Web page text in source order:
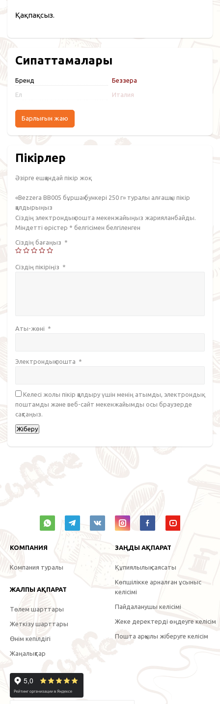
Қақпақсыз.
Сипаттамалары
Бренд Беззера
Ел Италия
Барлығын жаю
Пікірлер
Әзірге ешқандай пікір жоқ.
«Bezzera BB005 бұршақ бункері 250 г» туралы алғашқы пікір
қалдырыңыз
Сіздің электрондық пошта мекенжайыңыз жарияланбайды.
Міндетті өрістер * белгісімен белгіленген
Сіздің бағаңыз *
Сіздің пікіріңіз *
Аты-жөні *
Электрондық пошта *
Келесі жолы пікір қалдыру үшін менің атымды, электрондық
поштамды және веб-сайт мекенжайымды осы браузерде
сақтаңыз.
КОМПАНИЯ
Компания туралы
ЖАЛПЫ АҚПАРАТ
Төлем шарттары
Жеткізу шарттары
Өнім кепілдігі
Жаңалықтар
ЗАҢДЫ АҚПАРАТ
Құпиялылық саясаты
Көпшілікке арналған ұсыныс
келісімі
Пайдаланушы келісімі
Жеке деректерді өңдеуге келісім
Пошта арқылы жіберуге келісім